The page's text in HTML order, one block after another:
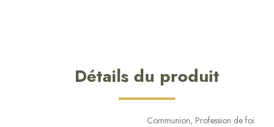
Détails du produit
Communion, Profession de foi